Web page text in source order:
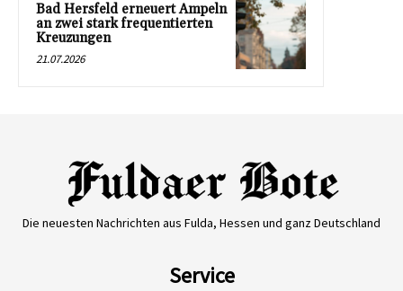
Bad Hersfeld erneuert Ampeln
an zwei stark frequentierten
Kreuzungen
21.07.2026
Die neuesten Nachrichten aus Fulda, Hessen und ganz Deutschland
Service